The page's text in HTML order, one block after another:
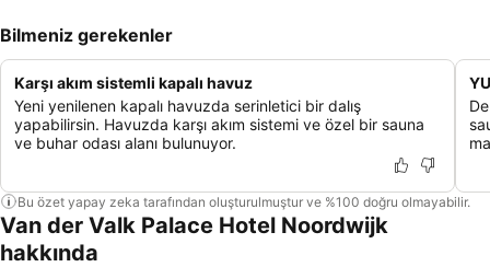
Bilmeniz gerekenler
Karşı akım sistemli kapalı havuz
Yeni yenilenen kapalı havuzda serinletici bir dalış
yapabilirsin. Havuzda karşı akım sistemi ve özel bir sauna
ve buhar odası alanı bulunuyor.
Bu özet yapay zeka tarafından oluşturulmuştur ve %100 doğru olmayabilir.
Van der Valk Palace Hotel Noordwijk
hakkında